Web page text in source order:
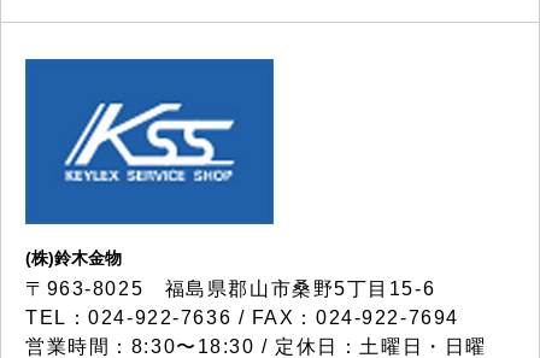
(株)鈴木金物
〒963-8025 福島県郡山市桑野5丁目15-6
TEL：024-922-7636 / FAX：024-922-7694
営業時間：8:30〜18:30 / 定休日：土曜日・日曜